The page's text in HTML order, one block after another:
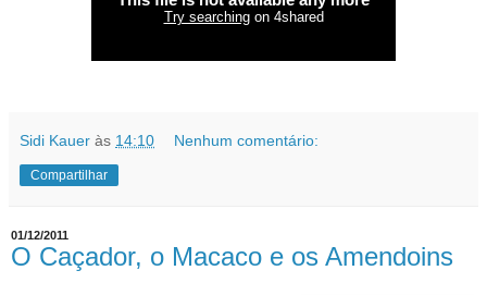
Sidi Kauer às 14:10 Nenhum comentário:
Compartilhar
01/12/2011
O Caçador, o Macaco e os Amendoins